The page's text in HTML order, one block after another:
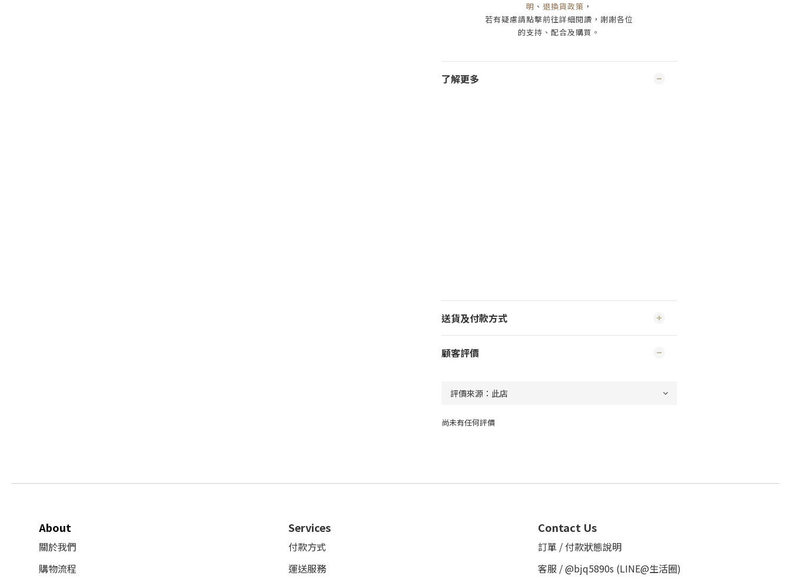
明 、 退換貨政策 ，
若有疑慮請點擊前往詳細閱讀，謝謝各位
的支持、配合及購買 。
了解更多
送貨及付款方式
顧客評價
尚未有任何評價
About
關於我們
購物流程
Services
付款方式
運送服務
Contact Us
訂單 / 付款狀態說明
客服 /@bjq5890s (LINE@生活圈)